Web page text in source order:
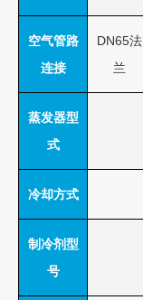
空气管路
连接
DN65法
兰
蒸发器型
式
冷却方式
制冷剂型
号